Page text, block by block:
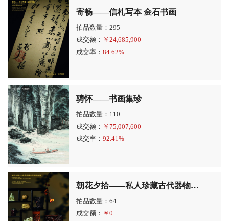
寄畅——信札写本 金石书画
拍品数量：295
成交额： ￥ 24,685,900
成交率： 84.62%
骋怀——书画集珍
拍品数量：110
成交额： ￥ 75,007,600
成交率： 92.41%
朝花夕拾——私人珍藏古代器物专场
拍品数量：64
成交额： ￥ 0